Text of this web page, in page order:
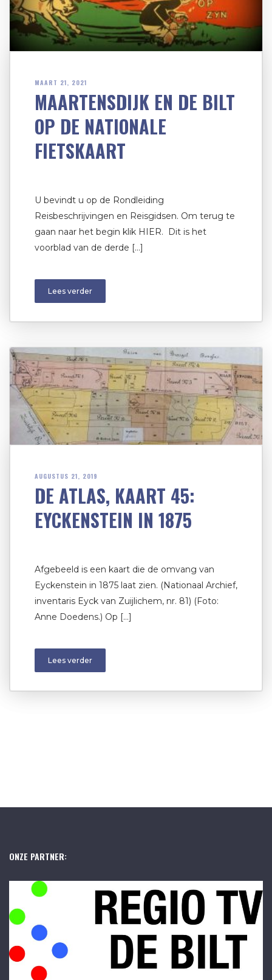
MAART 21, 2021
MAARTENSDIJK EN DE BILT
OP DE NATIONALE
FIETSKAART
U bevindt u op de Rondleiding
Reisbeschrijvingen en Reisgidsen. Om terug te
gaan naar het begin klik HIER. Dit is het
voorblad van de derde […]
Lees verder
AUGUSTUS 21, 2019
DE ATLAS, KAART 45:
EYCKENSTEIN IN 1875
Afgebeeld is een kaart die de omvang van
Eyckenstein in 1875 laat zien. (Nationaal Archief,
inventaris Eyck van Zuijlichem, nr. 81) (Foto:
Anne Doedens.) Op […]
Lees verder
ONZE PARTNER: